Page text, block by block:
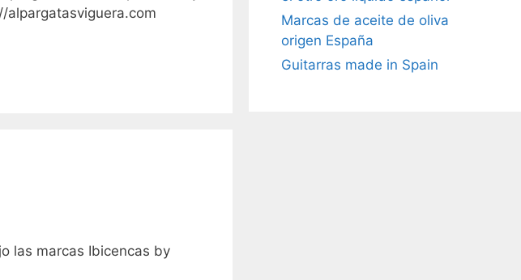
alpargatasviguera.com
las marcas Ibicencas by
Marcas de aceite de oliva
origen España
Guitarras made in Spain